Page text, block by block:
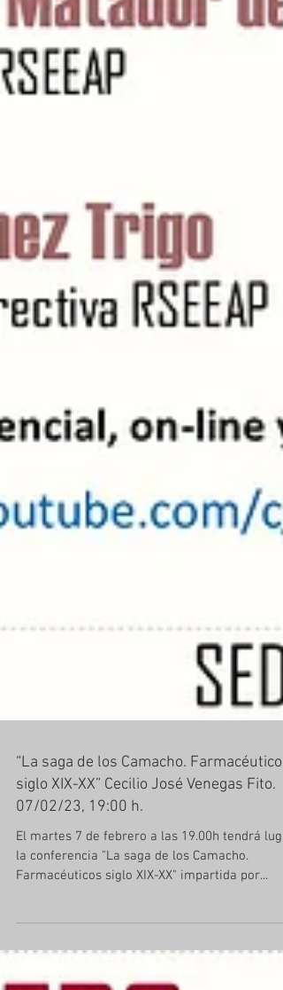
“La saga de los Camacho. Farmacéuticos
siglo XIX-XX” Cecilio José Venegas Fito.
07/02/23, 19:00 h.
El martes 7 de febrero a las 19.00h tendrá
Farmacéuticos siglo XIX-XX" impartida por...